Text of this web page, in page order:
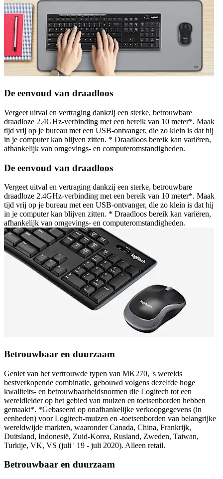
De eenvoud van draadloos
Vergeet uitval en vertraging dankzij een sterke, betrouwbare
draadloze 2.4GHz-verbinding met een bereik van 10 meter*. Maak
tijd vrij op je bureau met een USB-ontvanger, die zo klein is dat hij
in je computer kan blijven zitten. * Draadloos bereik kan variëren,
afhankelijk van omgevings- en computeromstandigheden.
De eenvoud van draadloos
Vergeet uitval en vertraging dankzij een sterke, betrouwbare
draadloze 2.4GHz-verbinding met een bereik van 10 meter*. Maak
tijd vrij op je bureau met een USB-ontvanger, die zo klein is dat hij
in je computer kan blijven zitten. * Draadloos bereik kan variëren,
afhankelijk van omgevings- en computeromstandigheden.
Betrouwbaar en duurzaam
Geniet van het vertrouwde typen van MK270, 's werelds
bestverkopende combinatie, gebouwd volgens dezelfde hoge
kwaliteits- en betrouwbaarheidsnormen die Logitech tot een
wereldleider op het gebied van muizen en toetsenborden hebben
gemaakt*. *Gebaseerd op onafhankelijke verkoopgegevens (in
eenheden) voor Logitech-muizen en -toetsenborden van belangrijke
wereldwijde markten, waaronder Canada, China, Frankrijk,
Duitsland, Indonesië, Zuid-Korea, Rusland, Zweden, Taiwan,
Turkije, VK, VS (juli ' 19 - juli 2020). Alleen retail.
Betrouwbaar en duurzaam